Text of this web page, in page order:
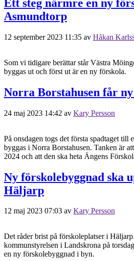
Ett steg närmre en ny
Asmundtorp
12 september 2023 11:35 av Håkan
Som vi tidigare berättar står Västra
byggas ut och först ut är en ny förskola.
Norra Borstahusen får
24 maj 2023 14:42 av Kary Persson
På onsdagen togs det första spadtaget till
byggas i Norra Borstahusen. Tanken är
2024 och att den ska heta Ängens
Ny förskolebyggnad ska
Häljarp
12 maj 2023 07:03 av Kary Persson
Det råder brist på förskoleplatser i
kommunstyrelsen i Landskrona på
en ny förskolebyggnad i byn.